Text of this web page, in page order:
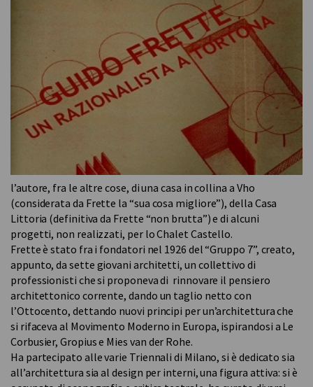
l’autore, fra le altre cose, di una casa in collina a Vho
(considerata da Frette la “sua cosa migliore”), della Casa
Littoria (definitiva da Frette “non brutta”) e di alcuni
progetti, non realizzati, per lo Chalet Castello.
Frette è stato fra i fondatori nel 1926 del “Gruppo 7”, creato,
appunto, da sette giovani architetti, un collettivo di
professionisti che si proponeva di rinnovare il pensiero
architettonico corrente, dando un taglio netto con
l’Ottocento, dettando nuovi principi per un’architettura che
si rifaceva al Movimento Moderno in Europa, ispirandosi a Le
Corbusier, Gropius e Mies van der Rohe.
Ha partecipato alle varie Triennali di Milano, si è dedicato sia
all’architettura sia al design per interni, una figura attiva: si è